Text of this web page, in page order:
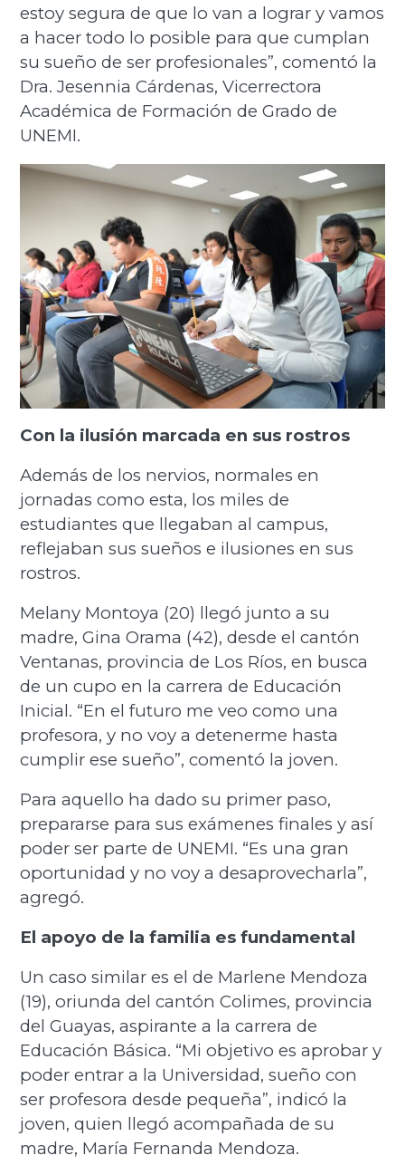
estoy segura de que lo van a lograr y vamos
a hacer todo lo posible para que cumplan
su sueño de ser profesionales”, comentó la
Dra. Jesennia Cárdenas, Vicerrectora
Académica de Formación de Grado de
UNEMI.
Con la ilusión marcada en sus rostros
Además de los nervios, normales en
jornadas como esta, los miles de
estudiantes que llegaban al campus,
reflejaban sus sueños e ilusiones en sus
rostros.
Melany Montoya (20) llegó junto a su
madre, Gina Orama (42), desde el cantón
Ventanas, provincia de Los Ríos, en busca
de un cupo en la carrera de Educación
Inicial. “En el futuro me veo como una
profesora, y no voy a detenerme hasta
cumplir ese sueño”, comentó la joven.
Para aquello ha dado su primer paso,
prepararse para sus exámenes finales y así
poder ser parte de UNEMI. “Es una gran
oportunidad y no voy a desaprovecharla”,
agregó.
El apoyo de la familia es fundamental
Un caso similar es el de Marlene Mendoza
(19), oriunda del cantón Colimes, provincia
del Guayas, aspirante a la carrera de
Educación Básica. “Mi objetivo es aprobar y
poder entrar a la Universidad, sueño con
ser profesora desde pequeña”, indicó la
joven, quien llegó acompañada de su
madre, María Fernanda Mendoza.